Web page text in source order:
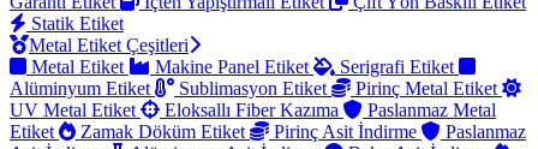
Statik Etiket
Metal Etiket Çeşitleri
Metal Etiket
Makine Panel Etiket
Serigrafi Etiket
Alüminyum Etiket
Sublimasyon Etiket
Pirinç Metal Etiket
UV Metal Etiket
Eloksallı Fiber Kazıma
Paslanmaz Metal
Etiket
Zamak Döküm Etiket Pirinç Asit İndirme
Paslanmaz